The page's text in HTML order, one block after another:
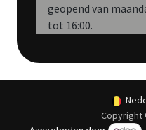
geopend van
tot 16:00.
Copyright